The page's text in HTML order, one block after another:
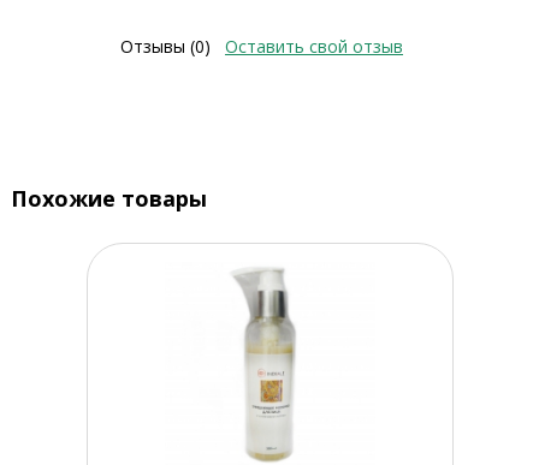
Отзывы (0) Оставить свой отзыв
Похожие товары